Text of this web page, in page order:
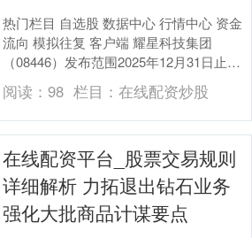
热门栏目 自选股 数据中心 行情中心 资金
流向 模拟往复 客户端 耀星科技集团
（08446）发布范围2025年12月31日止年
度事迹，捏续策划业务收益1.65亿....
阅读：98 栏目： 在线配资炒股
在线配资平台_股票交易规则
详细解析 力拓退出钻石业务
强化大批商品计谋要点